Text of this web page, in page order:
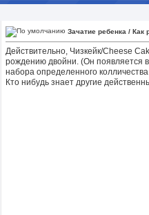
Зачатие ребенка / Как
Действительно, Чизкейк/Cheese
рождению двойни. (Он появляется
набора определенного колличества
Кто нибудь знает другие